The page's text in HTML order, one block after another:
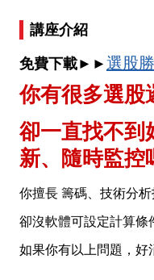
講座介紹
免費下載►► 選股
你有很多選股
卻一直找不到
新、隨時監控
你擅長 籌碼、技術分
卻沒軟體可設定計算條
如果你有以上問題，好